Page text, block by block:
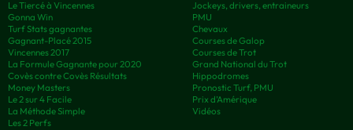
Le Tiercé à Vincennes
Gonna Win
Turf Stats gagnantes
Gagnant-Placé 2015
Vincennes 2017
La Formule Gagnante pour 2020
Covès contre Covès Résultats
Money Masters
Le 2 sur 4 Facile
La Méthode Simple
Les 2 Perfs
Jockeys, drivers, entraineurs
PMU
Chevaux
Courses de Galop
Courses de Trot
Grand National du Trot
Hippodromes
Pronostic Turf, PMU
Prix d’Amérique
Vidéos